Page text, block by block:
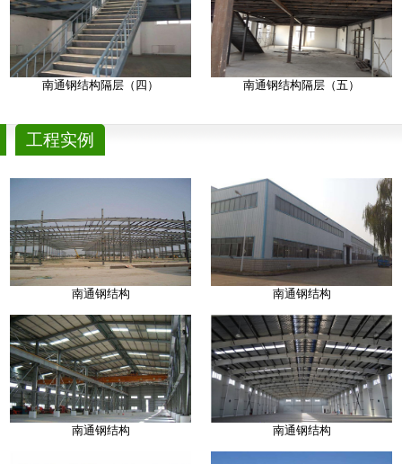
南通钢结构隔层（四） 南通钢结构隔层（五）
工程实例
南通钢结构 南通钢结构
南通钢结构 南通钢结构